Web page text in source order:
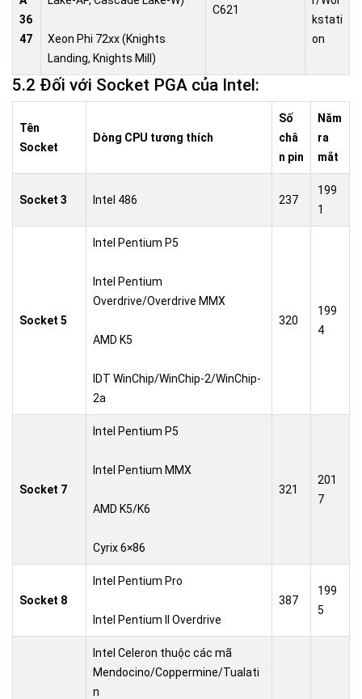
36
47
Xeon Phi 72xx (Knights
Landing, Knights Mill)
C621
kstati
on
5.2 Đối với Socket PGA của Intel:
Tên
Socket
Dòng CPU tương thích
Số
châ
n pin
Năm
ra
mắt
Socket 3 Intel 486 237
199
1
Socket 5
Intel Pentium P5
Intel Pentium
Overdrive/Overdrive MMX
AMD K5
IDT WinChip/WinChip-2/WinChip-
2a
320
199
4
Socket 7
Intel Pentium P5
Intel Pentium MMX
AMD K5/K6
Cyrix 6×86
321
201
7
Socket 8
Intel Pentium Pro
Intel Pentium II Overdrive
387
199
5
Intel Celeron thuộc các mã
Mendocino/Coppermine/Tualati
n